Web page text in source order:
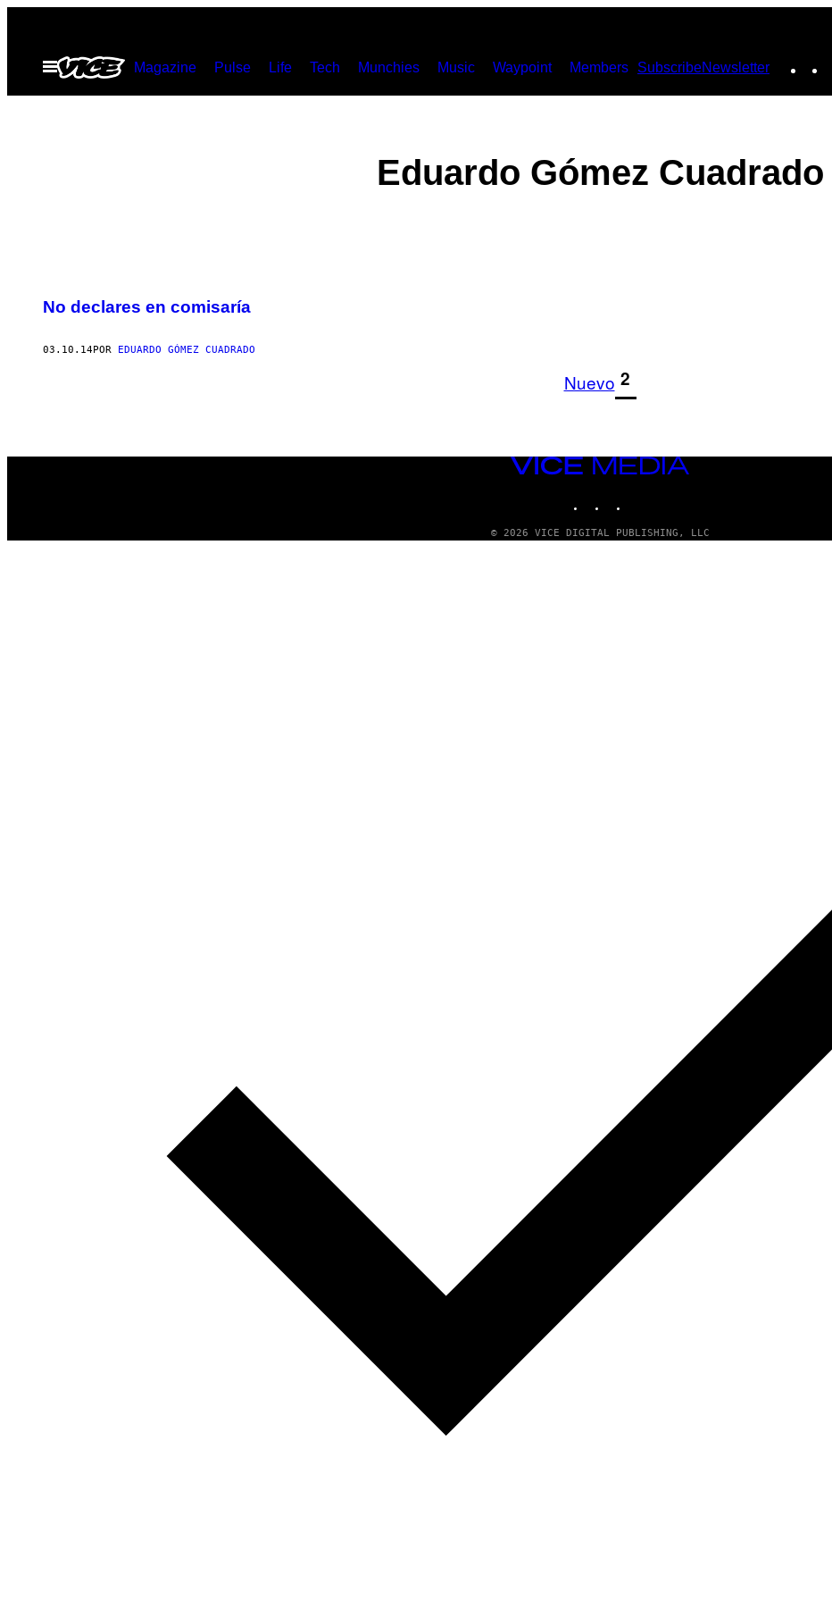
contenido
Abrir
Menú
Magazine Pulse Life Tech Munchies Music Waypoint Members SubscribeNewsletter
Eduardo Gómez Cuadrado
POSTS
THIS
No declares en comisaría
03.10.14POR EDUARDO GÓMEZ CUADRADO
Nuevo 1
2
VICE
© 2026 VICE DIGITAL PUBLISHING, LLC